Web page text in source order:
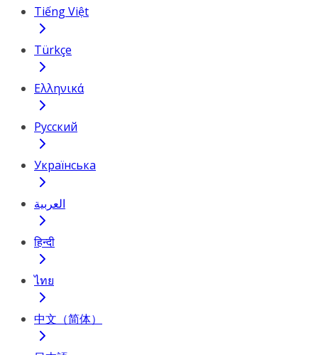
Tiếng Việt
Türkçe
Ελληνικά
Русский
Українська
العربية
हिन्दी
ไทย
中文（简体）